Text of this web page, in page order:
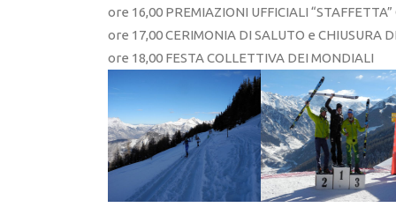
ore 16,00 PREMIAZIONI UFFICIALI
ore 17,00 CERIMONIA DI SALUTO e CHIUSURA
ore 18,00 FESTA COLLETTIVA DEI MONDIALI